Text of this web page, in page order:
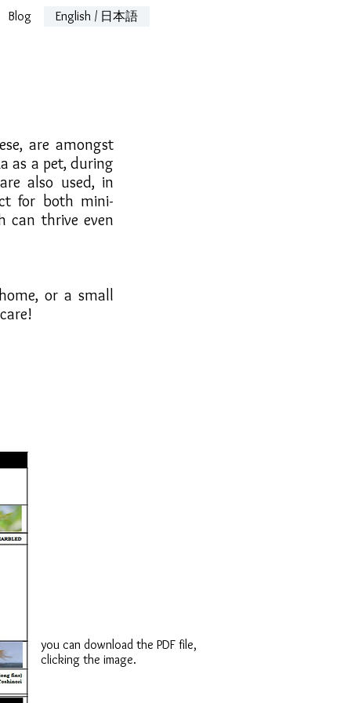
Blog English / 日本語
are amongst
as a pet, during
also used, in
for both mini-
can thrive even
or a small
you can download the PDF file,
clicking the image.